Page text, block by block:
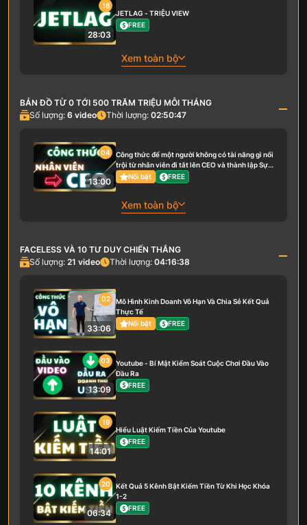
18
28:03
JETLAG - TRIỆU VIEW
FREE
Xem toàn bộ
BẢN ĐỒ TỪ 0 TỚI 500 TRĂM TRIỆU MỖI THÁNG
Số lượng: 6 video Thời lượng: 02:50:47
04
13:00
Công thức để một người không có tài năng gì nổi
trội từ nhân viên đi tắt lên CEO và thành lập Sự
Nghiệp riêng của mình
Nổi bật FREE
Xem toàn bộ
FACELESS VÀ 10 TƯ DUY CHIẾN THẮNG
Số lượng: 21 video Thời lượng: 04:16:38
02
33:06
Mô Hình Kinh Doanh Vô Hạn Và Chia Sẻ Kết Quả
Thực Tế
Nổi bật
FREE
03
13:09
Youtube - Bí Mật Kiểm Soát Cuộc Chơi Đầu Vào
Đầu Ra
FREE
19
14:01
Hiểu Luật Kiếm Tiền Của Youtube
FREE
20
06:34
Kết Quả 5 Kênh Bật Kiếm Tiền Từ Khi Học Khóa
1-2
FREE